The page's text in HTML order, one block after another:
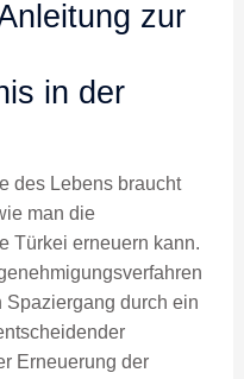
zur
in der
des Lebens braucht
man die
Türkei erneuern kann.
durch ein
Erneuerung der